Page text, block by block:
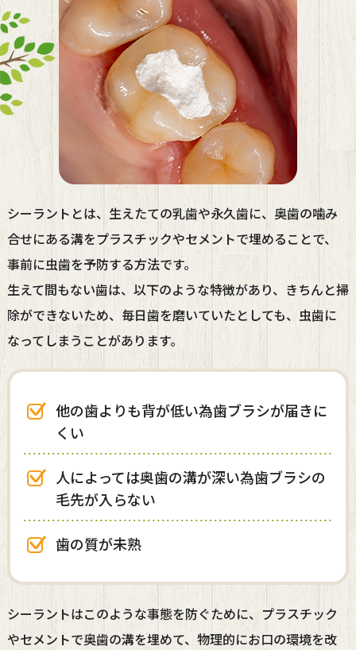
シーラントとは、生えたての乳歯や永久歯に、奥歯の噛み
合せにある溝をプラスチックやセメントで埋めることで、
事前に虫歯を予防する方法です。
生えて間もない歯は、以下のような特徴があり、きちんと掃
除ができないため、毎日歯を磨いていたとしても、虫歯に
なってしまうことがあります。
他の歯よりも背が低い為歯ブラシが届きに
くい
人によっては奥歯の溝が深い為歯ブラシの
毛先が入らない
歯の質が未熟
シーラントはこのような事態を防ぐために、プラスチック
やセメントで奥歯の溝を埋めて、物理的にお口の環境を改